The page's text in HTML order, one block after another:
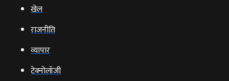
खेल
राजनीति
व्‍यापार
टेक्‍नोलॉजी